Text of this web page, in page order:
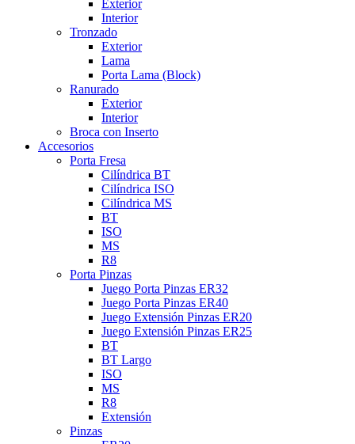
Exterior
Interior
Tronzado
Exterior
Lama
Porta Lama (Block)
Ranurado
Exterior
Interior
Broca con Inserto
Accesorios
Porta Fresa
Cilíndrica BT
Cilíndrica ISO
Cilíndrica MS
BT
ISO
MS
R8
Porta Pinzas
Juego Porta Pinzas ER32
Juego Porta Pinzas ER40
Juego Extensión Pinzas ER20
Juego Extensión Pinzas ER25
BT
BT Largo
ISO
MS
R8
Extensión
Pinzas